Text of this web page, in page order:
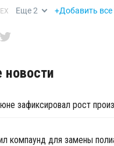
Еще2 +Добавить все
компаунд для замены